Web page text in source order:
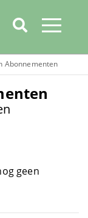
Abonnementen
geen